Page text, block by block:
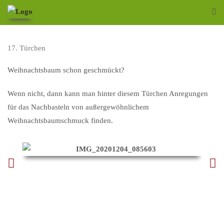
17. Türchen
Weihnachtsbaum schon geschmückt?
Wenn nicht, dann kann man hinter diesem Türchen Anregungen
für das Nachbasteln von außergewöhnlichem
Weihnachtsbaumschmuck finden.